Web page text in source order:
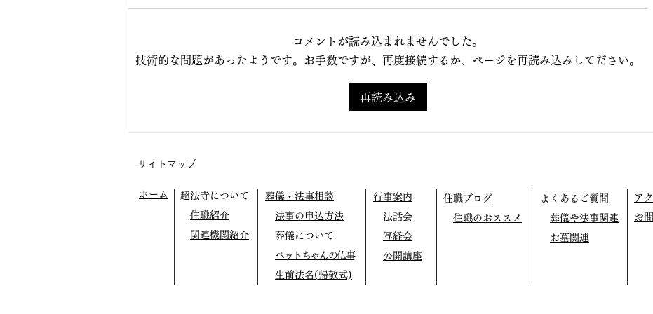
方での新盆参りがあるため休会し
ます。 七日（金曜）正行寺布教
教使］ 二十四日（月曜）正満寺
南柏分院布教［千葉県柏市］10
止のお知
キャンセ
り衷心よ
超法寺始
で驚いて
と、通常
ルする時
て・・・
コメントが読み込まれませんでした。
技術的な問題があったようです。お手数ですが、再度接続するか、ページを再読み込みしてださい。
再読み込み
サイトマップ
ホーム
超法寺について
住職紹介
関連機関紹介
葬儀・法事相談
法事の申込方法
葬儀について
ペットちゃんの仏事
生前法名(帰敬式)
行事案内
法話会
写経会
公開講座
住職ブログ
住職のおススメ
よくあるご質問
葬儀や法事関連
お墓関連
ア
お